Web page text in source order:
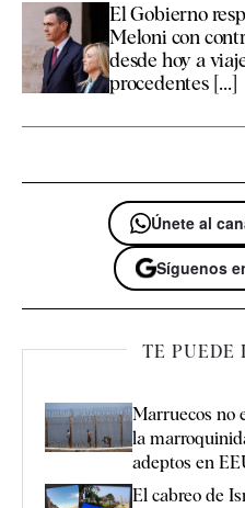
El Gobierno
Meloni con
desde hoy a
procedentes [...]
Únete al
Síguenos
TE PUEDE
Marruecos no
la
adeptos en
El cabreo de